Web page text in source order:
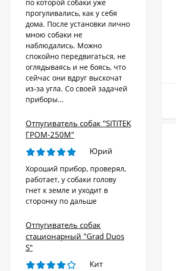
по которой собаки уже
прогуливались, как у себя
дома. После установки лично
мною собаки не
наблюдались. Можно
спокойно передвигаться, не
оглядываясь и не боясь, что
сейчас они вдруг выскочат
из-за угла. Со своей задачей
приборы...
Отпугиватель собак "SITITEK
ГРОМ-250М"
Юрий
Хороший прибор, проверял,
работает, у собаки голову
гнет к земле и уходит в
сторонку по дальше
Отпугиватель собак
стационарный "Grad Duos
S"
Кит